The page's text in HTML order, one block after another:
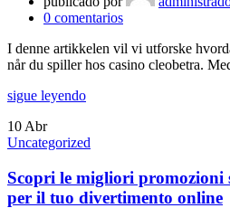
0 comentarios
I denne artikkelen vil vi utforske
når du spiller hos casino cleobetra.
sigue leyendo
10 Abr
Uncategorized
Scopri le migliori promozioni
per il tuo divertimento online